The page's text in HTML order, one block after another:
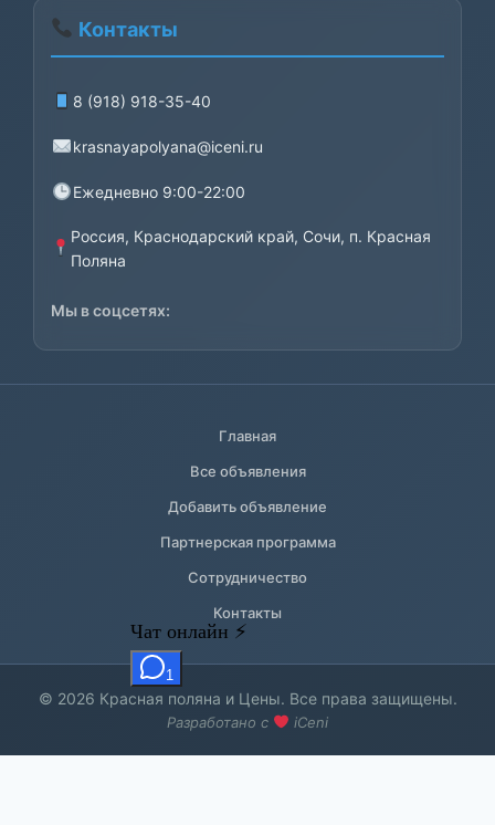
Контакты
8 (918) 918-35-40
krasnayapolyana@iceni.ru
Ежедневно 9:00-22:00
Россия, Краснодарский край, Сочи, п. Красная
Поляна
Мы в соцсетях:
Главная
Все объявления
Добавить объявление
Партнерская программа
Сотрудничество
Контакты
© 2026 Красная поляна и Цены. Все права защищены.
Разработано с iCeni